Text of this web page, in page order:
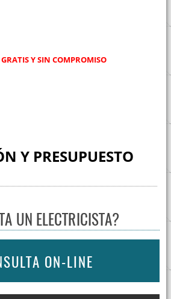
Y SIN COMPROMISO
Y PRESUPUESTO
UN ELECTRICISTA?
ON-LINE